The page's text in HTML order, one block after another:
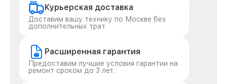
Курьерская доставка
Доставим вашу технику по Москве без
дополнительных трат.
Расширенная гарантия
Предоставим лучшие условия гарантии на
ремонт сроком до 3 лет.